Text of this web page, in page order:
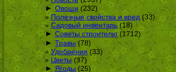
► Овощи(232)
Полезные свойства и вред (33)
Садовый инвентарь (18)
► Советы строителю(1712)
► Травы(78)
Удобрения(33)
Цветы(37)
► Ягоды(25)